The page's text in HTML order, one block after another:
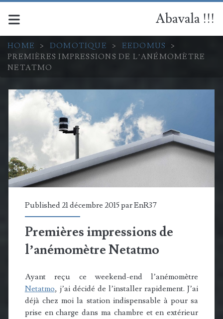
Abavala !!!
HOME > DOMOTIQUE > EEDOMUS
>
PREMIÈRES IMPRESSIONS DE L’ANÉMOMÈTRE
NETATMO
Published 21 décembre 2015 parEnR37
Premières impressions de
l’anémomètre Netatmo
Ayant reçu ce weekend-end l’anémomètre
Netatmo, j’ai décidé de l’installer rapidement. J’ai
déjà chez moi la station indispensable à pour sa
prise en charge dans ma chambre et en extérieur